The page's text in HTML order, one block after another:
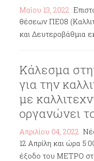
Μαΐου 13, 2022
θέσεων ΠΕ08
και Δευτεροβάθμια
Κάλεσμα
για την
με
οργανώνει
Απριλίου 04, 2022
12 Απρίλη και ώρα
έξοδο του ΜΕΤΡΟ στο